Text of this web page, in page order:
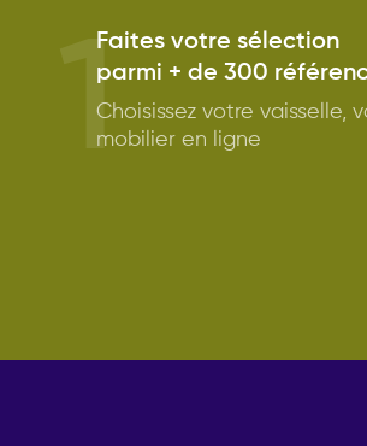
1
Faites votre sélection
parmi + de 300
Choisissez votre vaisselle,
mobilier en ligne